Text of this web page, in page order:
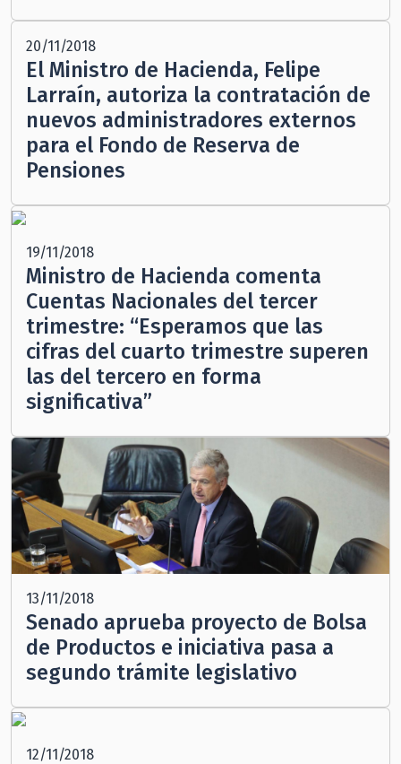
20/11/2018
El Ministro de Hacienda, Felipe
Larraín, autoriza la contratación de
nuevos administradores externos
para el Fondo de Reserva de
Pensiones
19/11/2018
Ministro de Hacienda comenta
Cuentas Nacionales del tercer
trimestre: “Esperamos que las
cifras del cuarto trimestre superen
las del tercero en forma
significativa”
13/11/2018
Senado aprueba proyecto de Bolsa
de Productos e iniciativa pasa a
segundo trámite legislativo
12/11/2018